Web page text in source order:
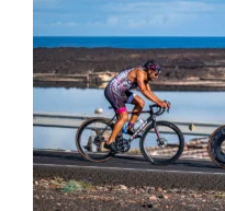
CONTACTO